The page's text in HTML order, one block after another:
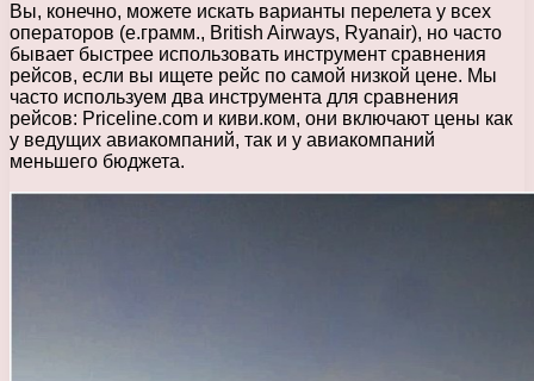
Вы, конечно, можете искать варианты перелета у всех
операторов (e.грамм., British Airways, Ryanair), но часто
бывает быстрее использовать инструмент сравнения
рейсов, если вы ищете рейс по самой низкой цене. Мы
часто используем два инструмента для сравнения
рейсов: Priceline.com и киви.ком, они включают цены как
у ведущих авиакомпаний, так и у авиакомпаний
меньшего бюджета.